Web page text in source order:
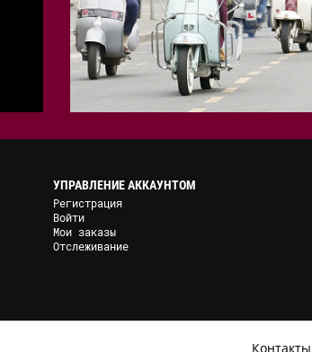
УПРАВЛЕНИЕ АККАУНТОМ
Регистрация
Войти
Мои заказы
Отслеживание
Контакты